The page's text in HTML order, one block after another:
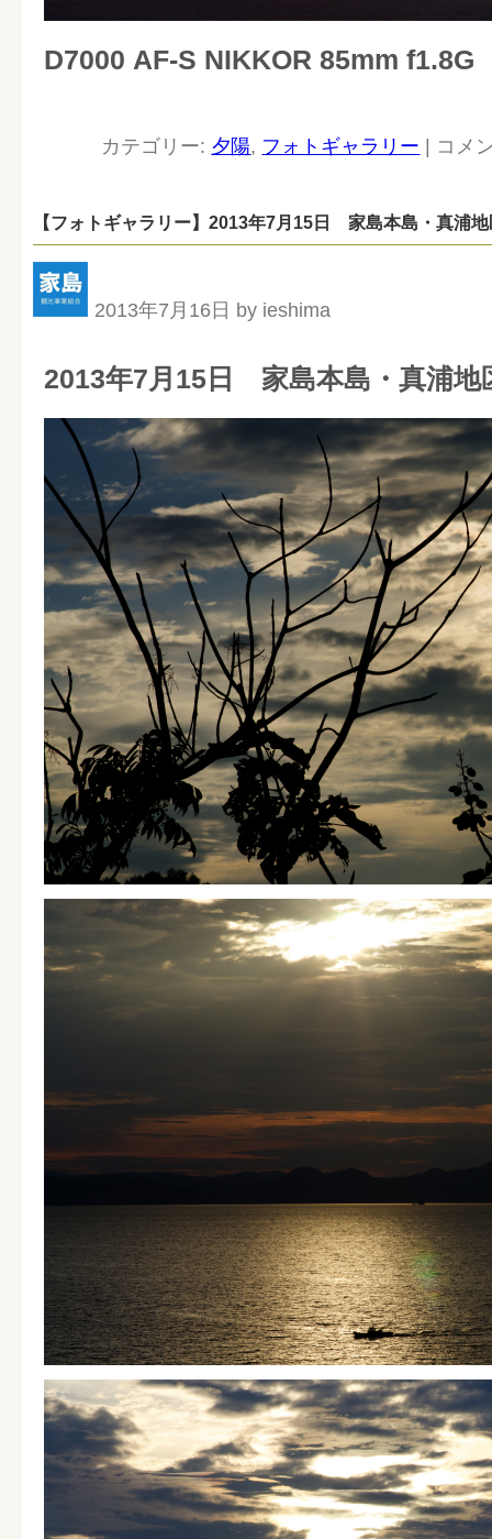
D7000 AF-S NIKKOR 85mm f1.8G
カテゴリー: 夕陽, フォトギャラリー | コメ
【フォトギャラリー】2013年7月15日 家島本島・真浦地
2013年7月16日 by ieshima
2013年7月15日 家島本島・真浦地